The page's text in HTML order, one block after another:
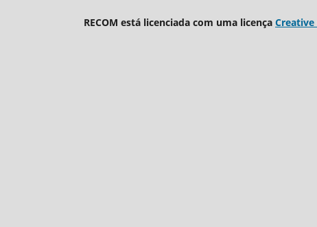
RECOM está licenciada com uma licença